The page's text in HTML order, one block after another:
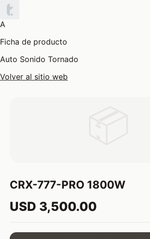
A
Ficha de producto
Auto Sonido Tornado
Volver al sitio web
CRX-777-PRO 1800W
USD 3,500.00